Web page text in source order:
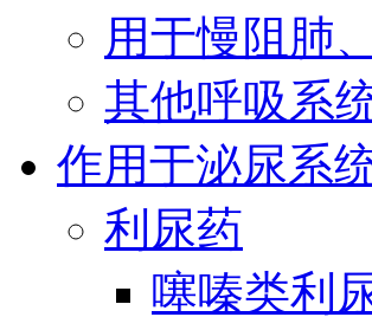
用于慢阻肺
其他呼吸系
作用于泌尿系
利尿药
噻嗪类利